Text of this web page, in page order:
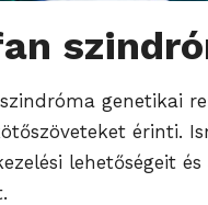
genetikai
érinti.
lehetőségeit